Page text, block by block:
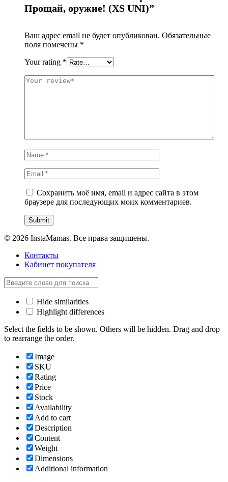
Прощай, оружие! (XS UNI)”
Ваш адрес email не будет опубликован. Обязательные
поля помечены *
Your rating *
Сохранить моё имя, email и адрес сайта в этом
браузере для последующих моих комментариев.
© 2026 InstaMamas. Все права защищены.
Контакты
Кабинет покупателя
Hide similarities
Highlight differences
Select the fields to be shown. Others will be hidden. Drag and drop
to rearrange the order.
Image
SKU
Rating
Price
Stock
Availability
Add to cart
Description
Content
Weight
Dimensions
Additional information